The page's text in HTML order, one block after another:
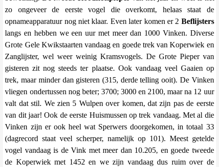
zo ongeveer de eerste vogel die overkomt, helaas staat de
opnameapparatuur nog niet klaar. Even later komen er 2 Beflijsters
langs en hebben we een uur met meer dan 1000 Vinken. Diverse
Grote Gele Kwikstaarten vandaag en goede trek van Koperwiek en
Zanglijster, wel weer weinig Kramsvogels. De Grote Pieper van
gisteren zit nog steeds ter plaatse. Ook vandaag veel Gaaien op
trek, maar minder dan gisteren (315, derde telling ooit). De Vinken
vliegen ondertussen nog beter; 3700; 3000 en 2100, maar na 12 uur
valt dat stil. We zien 5 Wulpen over komen, dat zijn pas de eerste
van dit jaar! Ook de eerste Huismussen op trek vandaag. Met al die
Vinken zijn er ook heel wat Sperwers doorgekomen, in totaal 33
(dagrecord staat veel scherper, namelijk op 101). Meest getelde
vogel vandaag is de Vink met meer dan 10.205, en goede tweede
de Koperwiek met 1452 en we zijn vandaag dus ruim over de